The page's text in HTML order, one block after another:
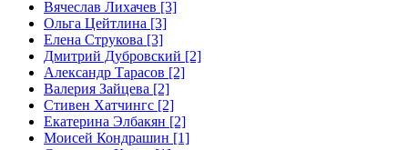
Вячеслав Лихачев [3]
Ольга Цейтлина [3]
Елена Струкова [3]
Дмитрий Дубровский [2]
Александр Тарасов [2]
Валерия Зайцева [2]
Стивен Хатчингс [2]
Екатерина Элбакян [2]
Моисей Кондрашин [1]